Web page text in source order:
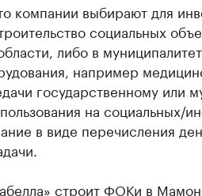
компании выбирают для
социальных
либо в
например
государственному или
на социальных/
в виде перечисления
строит ФОКи в